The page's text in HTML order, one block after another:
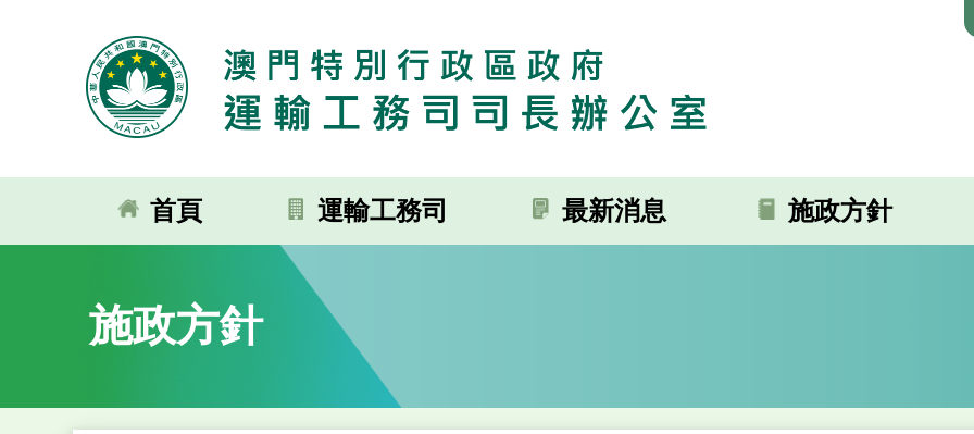
首頁 運輸工務司 最新消息 施政方針
施政方針